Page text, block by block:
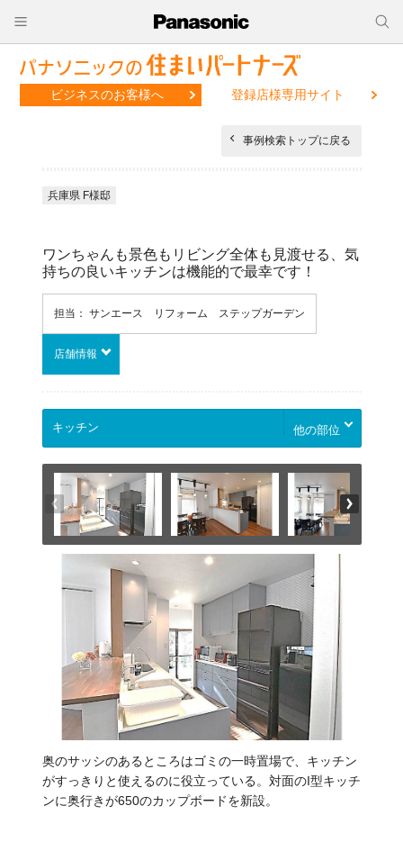
ビジネスのお客様へ 登録店様専用サイト
事例検索トップに戻る
兵庫県 F様邸
ワンちゃんも景色もリビング全体も見渡せる、気
持ちの良いキッチンは機能的で最幸です！
担当： サンエース リフォーム ステップガーデン
店舗情報
他の部位
奥のサッシのあるところはゴミの一時置場で、キッチン
がすっきりと使えるのに役立っている。対面のI型キッチ
ンに奥行きが650のカップボードを新設。